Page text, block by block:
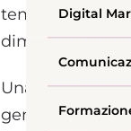
tempo
dimenticatoio.
Una
genere fa
Digital